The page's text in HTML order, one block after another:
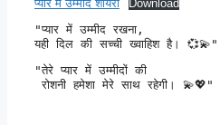
प्यार में उम्मीद शायरी
Download
"प्यार में उम्मीद रखना,
यही दिल की सच्ची ख्वाहिश है। 💞💫"
"तेरे प्यार में उम्मीदों की
रोशनी हमेशा मेरे साथ रहेगी। 💫💖"